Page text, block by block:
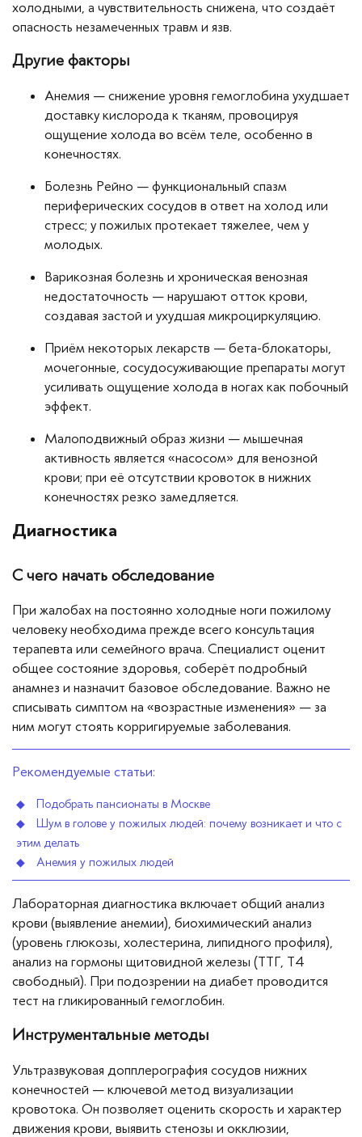
холодными, а чувствительность снижена, что создаёт
опасность незамеченных травм и язв.
Другие факторы
Анемия — снижение уровня гемоглобина ухудшает
доставку кислорода к тканям, провоцируя
ощущение холода во всём теле, особенно в
конечностях.
Болезнь Рейно — функциональный спазм
периферических сосудов в ответ на холод или
стресс; у пожилых протекает тяжелее, чем у
молодых.
Варикозная болезнь и хроническая венозная
недостаточность — нарушают отток крови,
создавая застой и ухудшая микроциркуляцию.
Приём некоторых лекарств — бета-блокаторы,
мочегонные, сосудосуживающие препараты могут
усиливать ощущение холода в ногах как побочный
эффект.
Малоподвижный образ жизни — мышечная
активность является «насосом» для венозной
крови; при её отсутствии кровоток в нижних
конечностях резко замедляется.
Диагностика
С чего начать обследование
При жалобах на постоянно холодные ноги пожилому
человеку необходима прежде всего консультация
терапевта или семейного врача. Специалист оценит
общее состояние здоровья, соберёт подробный
анамнез и назначит базовое обследование. Важно не
списывать симптом на «возрастные изменения» — за
ним могут стоять корригируемые заболевания.
Рекомендуемые статьи:
Подобрать пансионаты в Москве
Шум в голове у пожилых людей: почему возникает и что с
этим делать
Анемия у пожилых людей
Лабораторная диагностика включает общий анализ
крови (выявление анемии), биохимический анализ
(уровень глюкозы, холестерина, липидного профиля),
анализ на гормоны щитовидной железы (ТТГ, Т4
свободный). При подозрении на диабет проводится
тест на гликированный гемоглобин.
Инструментальные методы
Ультразвуковая допплерография сосудов нижних
конечностей — ключевой метод визуализации
кровотока. Он позволяет оценить скорость и характер
движения крови, выявить стенозы и окклюзии,